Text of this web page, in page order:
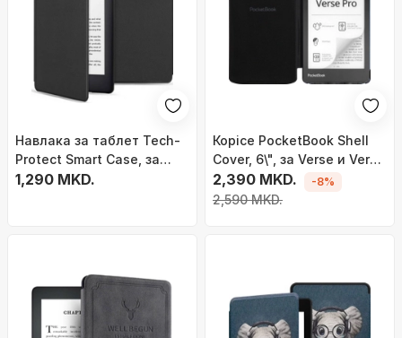
Навлака за таблет Tech-
Protect Smart Case, за
Kindle 11 2022, smart
1,290 MKD.
Корice PocketBook Shell
Cover, 6\", за Verse и Verse
Pro, црна
2,390 MKD.
2,590 MKD.
-8%